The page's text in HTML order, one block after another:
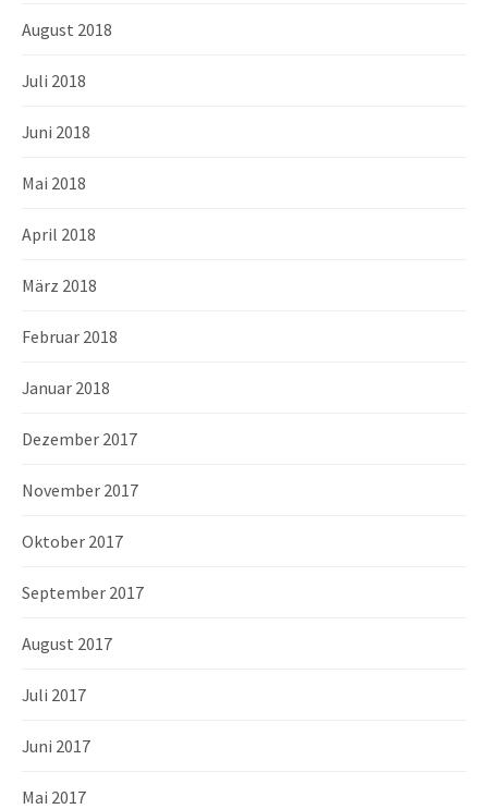
August 2018
Juli 2018
Juni 2018
Mai 2018
April 2018
März 2018
Februar 2018
Januar 2018
Dezember 2017
November 2017
Oktober 2017
September 2017
August 2017
Juli 2017
Juni 2017
Mai 2017